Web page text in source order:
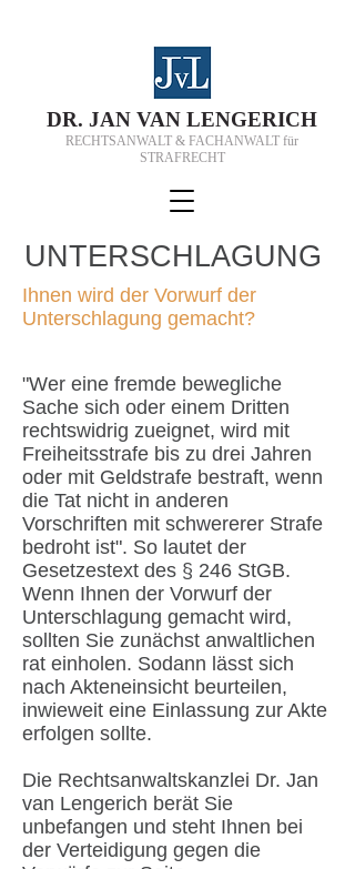
DR. JAN VAN LENGERICH
RECHTSANWALT & FACHANWALT für
STRAFRECHT
UNTERSCHLAGUNG
Ihnen wird der Vorwurf der
Unterschlagung gemacht?
"Wer eine fremde bewegliche
Sache sich oder einem Dritten
rechtswidrig zueignet, wird mit
Freiheitsstrafe bis zu drei Jahren
oder mit Geldstrafe bestraft, wenn
die Tat nicht in anderen
Vorschriften mit schwererer Strafe
bedroht ist". So lautet der
Gesetzestext des § 246 StGB.
Wenn Ihnen der Vorwurf der
Unterschlagung gemacht wird,
sollten Sie zunächst anwaltlichen
rat einholen. Sodann lässt sich
nach Akteneinsicht beurteilen,
inwieweit eine Einlassung zur Akte
erfolgen sollte.
Die Rechtsanwaltskanzlei Dr. Jan
van Lengerich berät Sie
unbefangen und steht Ihnen bei
der Verteidigung gegen die